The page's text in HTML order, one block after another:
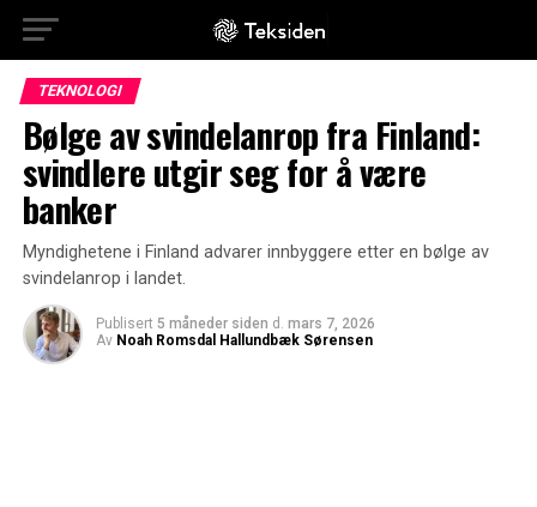
TEKNOLOGI
Bølge av svindelanrop fra Finland:
svindlere utgir seg for å være
banker
Myndighetene i Finland advarer innbyggere etter en bølge av
svindelanrop i landet.
Publisert 5 måneder siden d. mars 7, 2026
Av Noah Romsdal Hallundbæk Sørensen